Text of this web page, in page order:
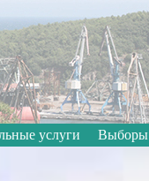
Цветовая схема: A
услуги Выборы